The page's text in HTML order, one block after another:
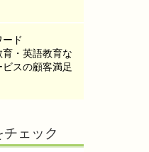
ド
育・英語教育な
スの顧客満足
チェック